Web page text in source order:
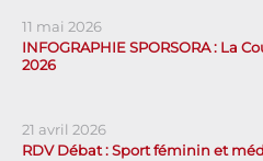
11 mai 2026
INFOGRAPHIE SPORSORA : La
2026
21 avril 2026
RDV Débat : Sport féminin et